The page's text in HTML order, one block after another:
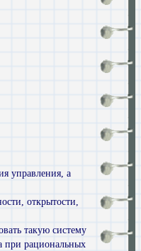
управления, а
открытости,
такую систему
при рациональных